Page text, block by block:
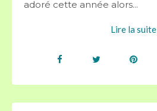
adoré cette année alors...
Lire la suite